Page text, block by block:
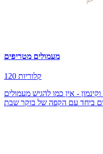
מעמולים מטריפים
120 קלוריות
- אין כמו להגיש מעמולים
ביחד עם הקפה של בוקר שבת